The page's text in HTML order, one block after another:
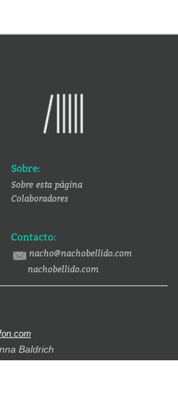
Sobre:
Sobre esta página
Colaboradores
Contacto:
nacho@nachobellido.com
nachobellido.com
Baldrich